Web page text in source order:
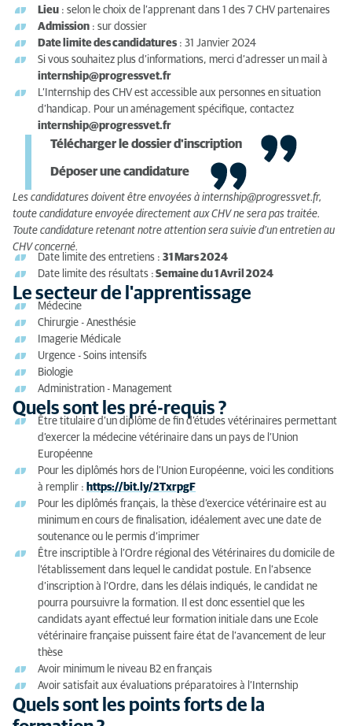
Lieu : selon le choix de l’apprenant dans 1 des 7 CHV partenaires
Admission : sur dossier
Date limite des candidatures : 31 Janvier 2024
Si vous souhaitez plus d’informations, merci d’adresser un mail à
internship@progressvet.fr
L’Internship des CHV est accessible aux personnes en situation
d’handicap. Pour un aménagement spécifique, contactez
internship@progressvet.fr
Télécharger le dossier d'inscription
Déposer une candidature
Les candidatures doivent être envoyées à internship@progressvet.fr,
toute candidature envoyée directement aux CHV ne sera pas traitée.
Toute candidature retenant notre attention sera suivie d’un entretien au
CHV concerné.
Date limite des entretiens : 31 Mars 2024
Date limite des résultats : Semaine du 1 Avril 2024
Le secteur de l'apprentissage
Médecine
Chirurgie - Anesthésie
Imagerie Médicale
Urgence - Soins intensifs
Biologie
Administration - Management
Quels sont les pré-requis ?
Être titulaire d’un diplôme de fin d’études vétérinaires permettant
d’exercer la médecine vétérinaire dans un pays de l’Union
Européenne
Pour les diplômés hors de l’Union Européenne, voici les conditions
à remplir : https://bit.ly/2TxrpgF
Pour les diplômés français, la thèse d’exercice vétérinaire est au
minimum en cours de finalisation, idéalement avec une date de
soutenance ou le permis d’imprimer
Être inscriptible à l’Ordre régional des Vétérinaires du domicile de
l’établissement dans lequel le candidat postule. En l’absence
d’inscription à l’Ordre, dans les délais indiqués, le candidat ne
pourra poursuivre la formation. Il est donc essentiel que les
candidats ayant effectué leur formation initiale dans une Ecole
vétérinaire française puissent faire état de l’avancement de leur
thèse
Avoir minimum le niveau B2 en français
Avoir satisfait aux évaluations préparatoires à l’Internship
Quels sont les points forts de la